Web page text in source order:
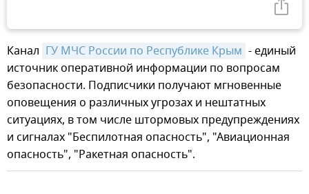
Канал ГУ МЧС России по Республике Крым - единый
источник оперативной информации по вопросам
безопасности. Подписчики получают мгновенные
оповещения о различных угрозах и нештатных
ситуациях, в том числе штормовых предупреждениях
и сигналах "Беспилотная опасность", "Авиационная
опасность", "Ракетная опасность".